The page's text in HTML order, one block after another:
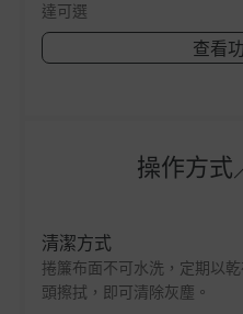
達可選
查看
操作方式
清潔方式
捲簾布面不可水洗，定期以
頭擦拭，即可清除灰塵。